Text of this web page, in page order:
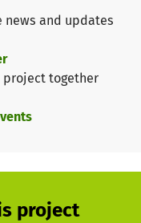
den
die Menschen nicht
nach Hause.
mehrmals im Jahr
sich auch selbst
news and updates
together
project